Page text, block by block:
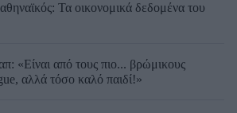
Τα οικονομικά δεδομένα του
«Είναι από τους πιο... βρώμικους
αλλά τόσο καλό παιδί!»